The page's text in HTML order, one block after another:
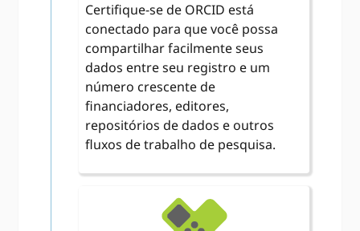
Certifique-se de ORCID está
conectado para que você possa
compartilhar facilmente seus
dados entre seu registro e um
número crescente de
financiadores, editores,
repositórios de dados e outros
fluxos de trabalho de pesquisa.